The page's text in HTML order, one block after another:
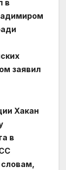
в
заявил
Хакан
в